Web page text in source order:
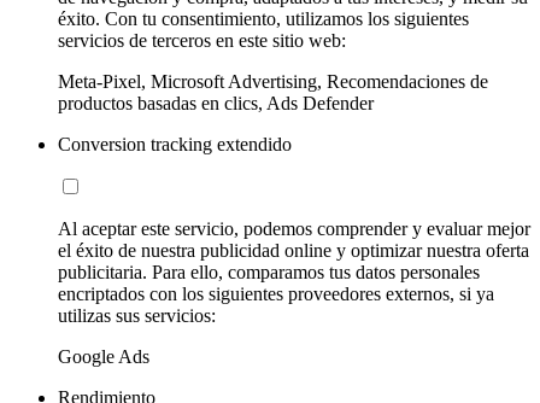
éxito. Con tu consentimiento, utilizamos los siguientes
servicios de terceros en este sitio web:
Meta-Pixel, Microsoft Advertising, Recomendaciones de
productos basadas en clics, Ads Defender
Conversion tracking extendido
Al aceptar este servicio, podemos comprender y evaluar mejor
el éxito de nuestra publicidad online y optimizar nuestra oferta
publicitaria. Para ello, comparamos tus datos personales
encriptados con los siguientes proveedores externos, si ya
utilizas sus servicios:
Google Ads
Rendimiento